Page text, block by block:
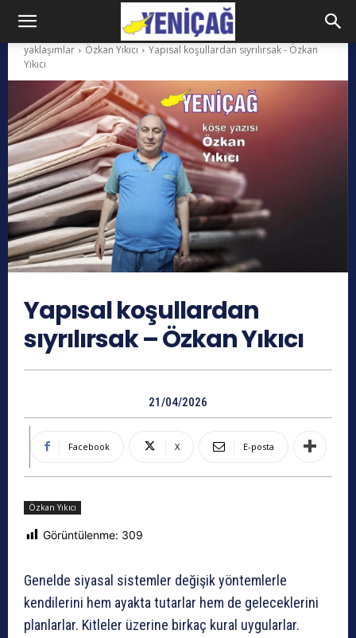
yaklaşımlar Özkan Yıkıcı
Yapısal koşullardan sıyrılırsak - Özkan
Yıkıcı
Yapısal koşullardan
sıyrılırsak – Özkan Yıkıcı
21/04/2026
Facebook X E-posta
Özkan Yıkıcı
Görüntülenme: 309
Genelde siyasal sistemler değişik yöntemlerle
kendilerini hem ayakta tutarlar hem de geleceklerini
planlarlar. Kitleler üzerine birkaç kural uygularlar.